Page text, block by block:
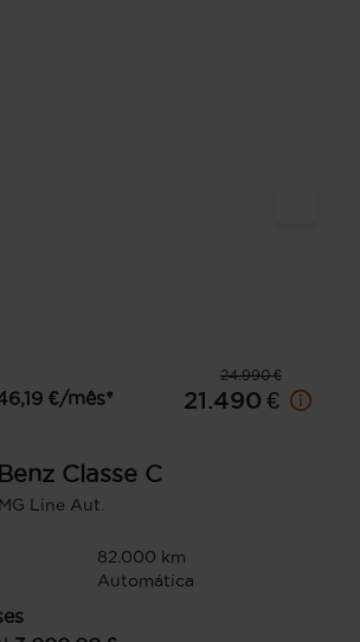
24.990 €
€/mês*
21.490 €
Classe C
Line Aut.
82.000 km
Automática